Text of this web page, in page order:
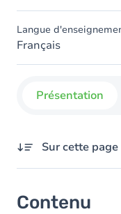
Langue
Français
Présentation
Sur cette page
Contenu